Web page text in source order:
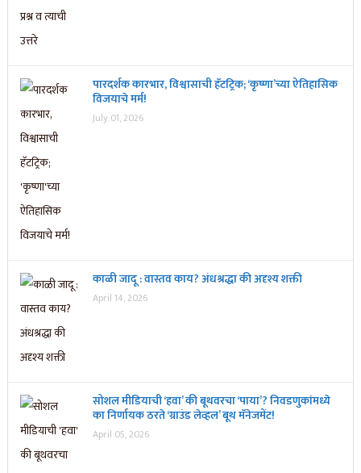
पारदर्शक कारभार, विश्वासाची हॅटट्रिक; ‘कृष्णा’च्या ऐतिहासिक
विजयाचे मर्म!
July 01, 2026
काळी जादू : वास्तव काय? अंधश्रद्धा की अदृश्य शक्ती
April 14, 2026
सोशल मीडियाची ‘हवा’ की बूथवरचा ‘पाया’? निवडणुकांमध्ये
का निर्णायक ठरते ‘ग्राउंड लेव्हल’ बूथ मॅनेजमेंट!
April 05, 2026